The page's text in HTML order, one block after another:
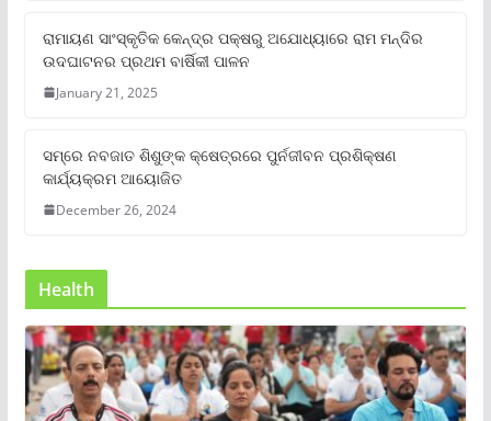
ରାମାୟଣ ସାଂସ୍କୃତିକ କେନ୍ଦ୍ର ପକ୍ଷରୁ ଅଯୋଧ୍ୟାରେ ରାମ ମନ୍ଦିର
ଉଦଘାଟନର ପ୍ରଥମ ବାର୍ଷିକୀ ପାଳନ
January 21, 2025
ସମ୍‌ରେ ନବଜାତ ଶିଶୁଙ୍କ କ୍ଷେତ୍ରରେ ପୁର୍ନଜୀବନ ପ୍ରଶିକ୍ଷଣ
କାର୍ଯ୍ୟକ୍ରମ ଆୟୋଜିତ
December 26, 2024
Health